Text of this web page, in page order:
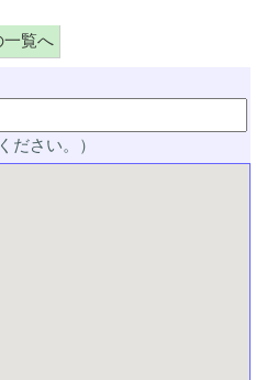
一覧へ
ださい。）